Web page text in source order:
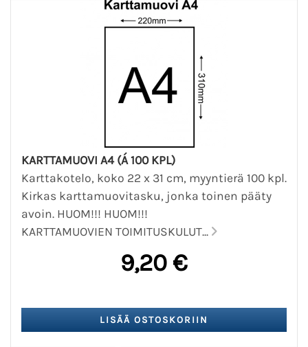
KARTTAMUOVI A4 (Á 100 KPL)
Karttakotelo, koko 22 x 31 cm, myyntierä 100 kpl.
Kirkas karttamuovitasku, jonka toinen pääty
avoin. HUOM!!! HUOM!!!
KARTTAMUOVIEN TOIMITUSKULUT...
9,20 €